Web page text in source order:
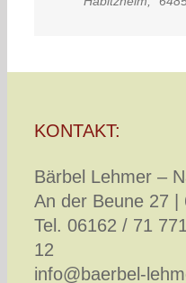
KONTAKT:
Bärbel Lehmer –
An der Beune 27 |
Tel. 06162 / 71
12
info@baerbel-